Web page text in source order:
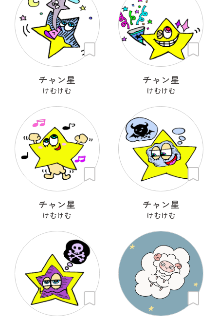
チャン星
けむけむ
チャン星
けむけむ
チャン星
けむけむ
チャン星
けむけむ